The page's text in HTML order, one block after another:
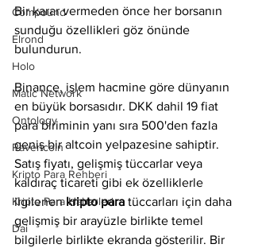
Compound
Elrond
Holo
Matic Network
Ontology
Ravencoin
Kripto Para Rehberi
Kripto Para Haberleri
Dai
Bir karar vermeden önce her borsanın
sunduğu özellikleri göz önünde
bulundurun.
Binance, işlem hacmine göre dünyanın
en büyük borsasıdır. DKK dahil 19 fiat
para biriminin yanı sıra 500'den fazla
geniş bir altcoin yelpazesine sahiptir.
Satış fiyatı, gelişmiş tüccarlar veya
kaldıraç ticareti gibi ek özelliklerle
ilgilenen kripto para tüccarları için daha
gelişmiş bir arayüzle birlikte temel
bilgilerle birlikte ekranda gösterilir. Bir